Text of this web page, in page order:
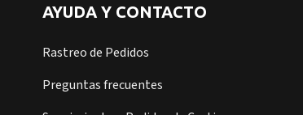
AYUDA Y CONTACTO
Rastreo de Pedidos
Preguntas frecuentes